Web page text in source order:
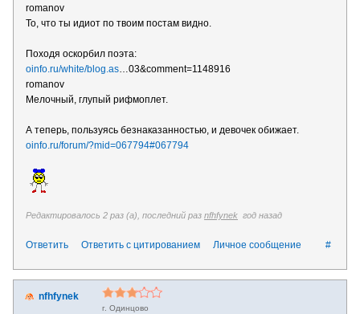
romanov
То, что ты идиот по твоим постам видно.
Походя оскорбил поэта:
oinfo.ru/white/blog.as…03&comment=1148916
romanov
Мелочный, глупый рифмоплет.
А теперь, пользуясь безнаказанностью, и девочек обижает.
oinfo.ru/forum/?mid=067794#067794
Редактировалось 2 раз (а), последний раз nfhfynek год назад
#
Ответить Ответить с цитированием Личное сообщение
nfhfynek
г. Одинцово